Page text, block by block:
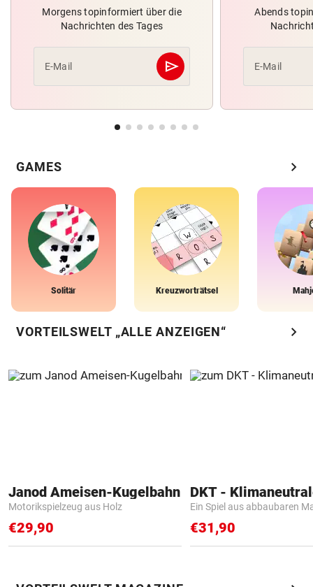
Morgens topinformiert über die
Nachrichten des Tages
E-Mail send
Abschicken
Abends
E-Mail
GAMES chevron_right
Solitär Kreuzworträtsel
VORTEILSWELT „ALLE ANZEIGEN“ chevron_right
Janod Ameisen-Kugelbahn
Motorikspielzeug aus Holz
€29,90
Ein Spiel aus abbaubaren
€31,90